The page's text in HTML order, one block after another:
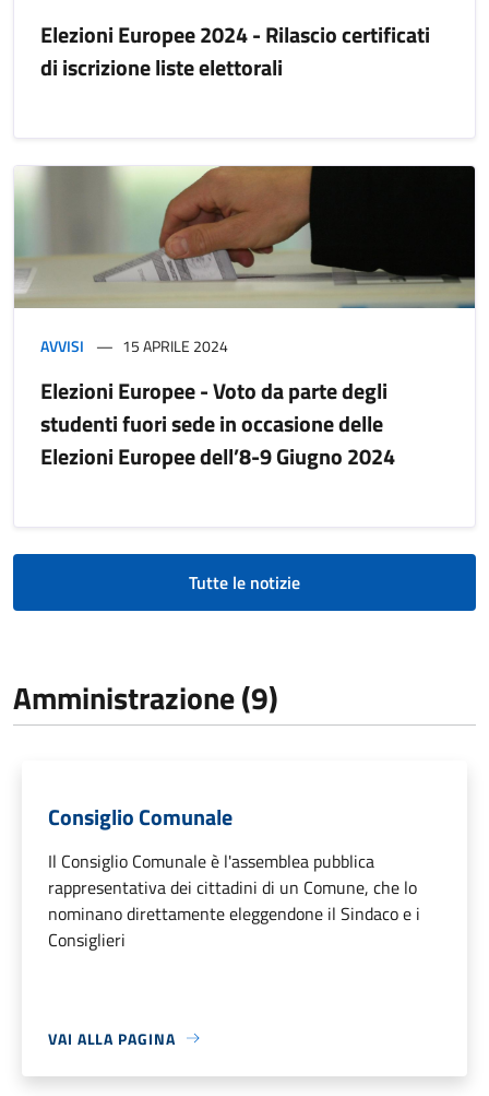
Elezioni Europee 2024 - Rilascio certificati
di iscrizione liste elettorali
AVVISI 15 APRILE 2024
Elezioni Europee - Voto da parte degli
studenti fuori sede in occasione delle
Elezioni Europee dell’8-9 Giugno 2024
Tutte le notizie
Amministrazione (9)
Consiglio Comunale
Il Consiglio Comunale è l'assemblea pubblica
rappresentativa dei cittadini di un Comune, che lo
nominano direttamente eleggendone il Sindaco e i
Consiglieri
VAI ALLA PAGINA